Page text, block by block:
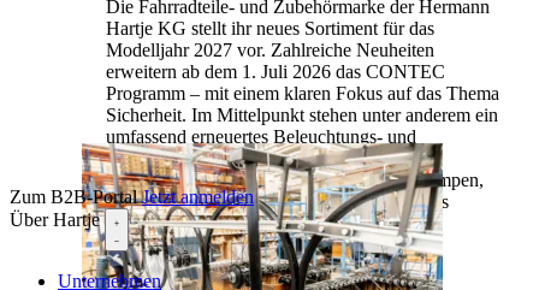
Die Fahrradteile- und Zubehörmarke der Hermann
Hartje KG stellt ihr neues Sortiment für das
Modelljahr 2027 vor. Zahlreiche Neuheiten
erweitern ab dem 1. Juli 2026 das CONTEC
Programm – mit einem klaren Fokus auf das Thema
Sicherheit. Im Mittelpunkt stehen unter anderem ein
umfassend erneuertes Beleuchtungs- und
Schlössersortiment. Darüber hinaus launcht
CONTEC zum Beispiel zwei neue Akkupumpen,
einen neuen Montageständer und ein mobiles
Zentriergerät.
Mehr lesen
Zum B2B-PortalJetzt anmelden
Über Hartje
Unternehmen